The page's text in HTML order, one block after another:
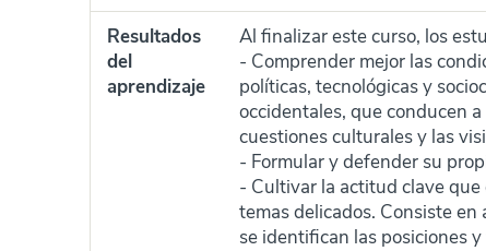
Resultados
del
aprendizaje
Al finalizar este curso, los
- Comprender mejor las
políticas, tecnológicas y
occidentales, que conducen
cuestiones culturales y las
- Formular y defender su
- Cultivar la actitud clave
temas delicados. Consiste
se identifican las posiciones